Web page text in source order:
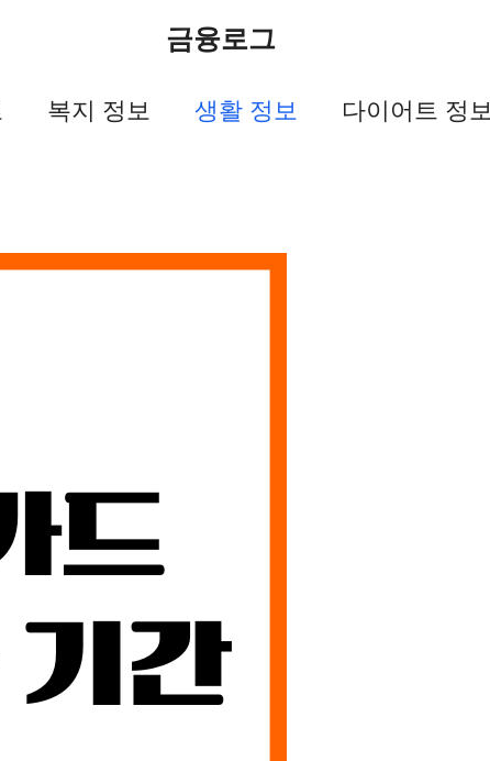
금융로그
복지 정보 생활 정보 다이어트 정보